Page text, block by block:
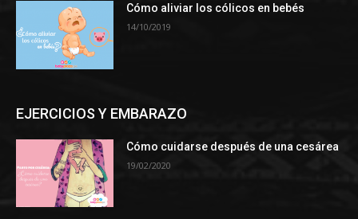
Cómo aliviar los cólicos en bebés
14/10/2019
EJERCICIOS Y EMBARAZO
Cómo cuidarse después de una cesárea
19/02/2020